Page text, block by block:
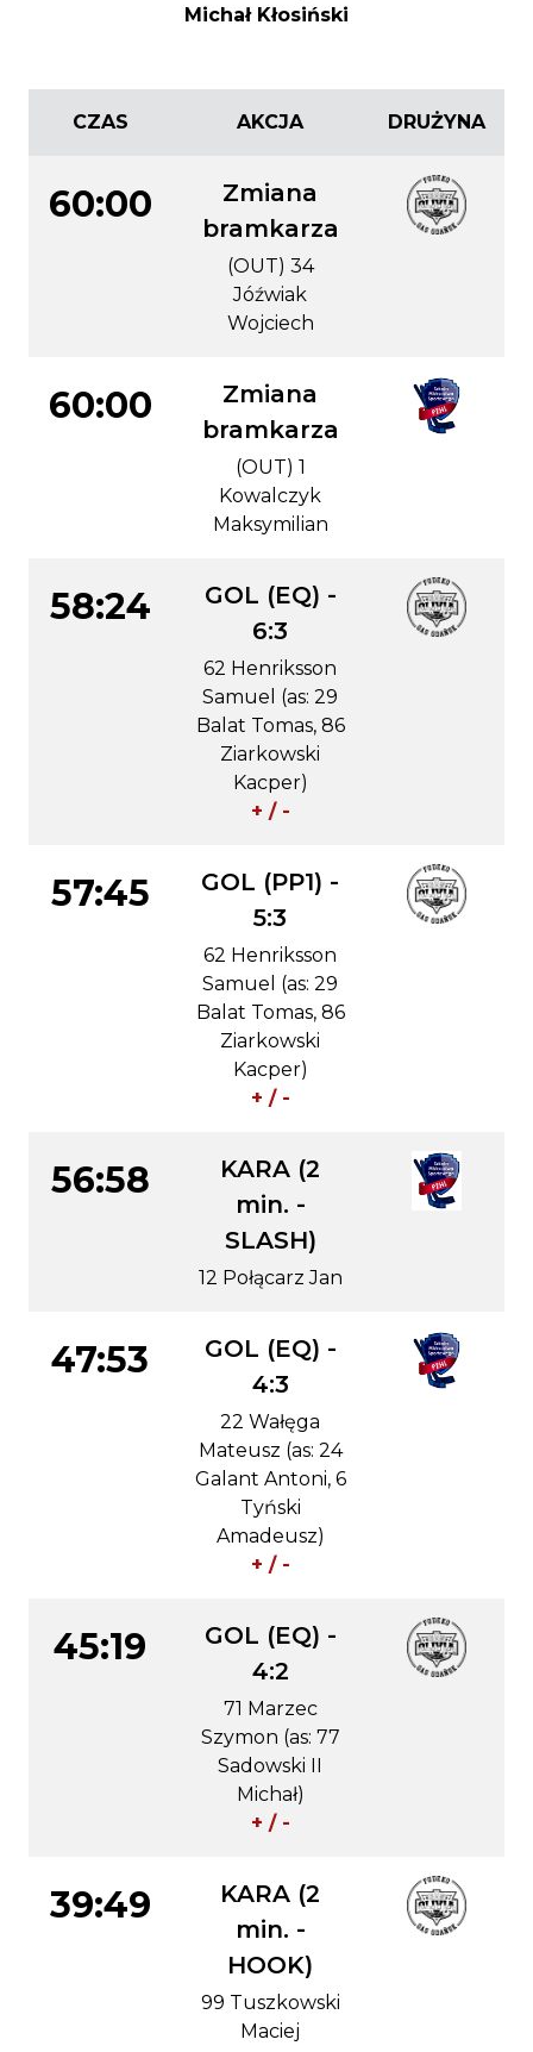
Michał Kłosiński
CZAS AKCJA DRUŻYNA
60:00
Zmiana
bramkarza
(OUT) 34
Jóźwiak
Wojciech
60:00
Zmiana
bramkarza
(OUT) 1
Kowalczyk
Maksymilian
58:24
GOL (EQ) -
6:3
62 Henriksson
Samuel (as: 29
Balat Tomas, 86
Ziarkowski
Kacper)
+ / -
57:45
GOL (PP1) -
5:3
62 Henriksson
Samuel (as: 29
Balat Tomas, 86
Ziarkowski
Kacper)
+ / -
56:58
KARA (2
min. -
SLASH)
12 Połącarz Jan
47:53
GOL (EQ) -
4:3
22 Wałęga
Mateusz (as: 24
Galant Antoni, 6
Tyński
Amadeusz)
+ / -
45:19
GOL (EQ) -
4:2
71 Marzec
Szymon (as: 77
Sadowski II
Michał)
+ / -
39:49
KARA (2
min. -
HOOK)
99 Tuszkowski
Maciej